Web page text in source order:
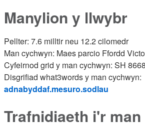
Manylion y llwybr
Pellter: 7.6 milltir neu 12.2 cilomedr
Man cychwyn: Maes parcio Ffordd
Cyfeirnod grid y man cychwyn: SH
Disgrifiad what3words y man cychwyn:
adnabyddaf.mesuro.sodlau
Trafnidiaeth i'r